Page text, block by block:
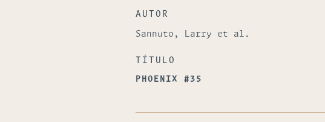
AUTOR
Sannuto, Larry et al.
TÍTULO
PHOENIX #35